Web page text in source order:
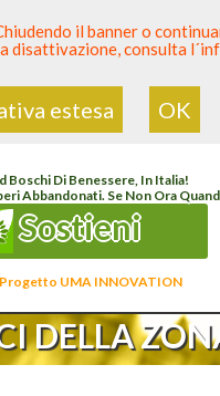
Ambulatori Dentistici Sardegna>
Boschi Di Benessere, In Italia!
Abbandonati. Se Non Ora
Sostieni
Progetto UMA INNOVATION
DELLA
il banner o
disattivazione, consulta
estesa OK